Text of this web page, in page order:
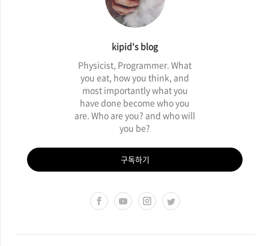
kipid's blog
Physicist, Programmer. What
you eat, how you think, and
most importantly what you
have done become who you
are. Who are you? and who will
you be?
구독하기